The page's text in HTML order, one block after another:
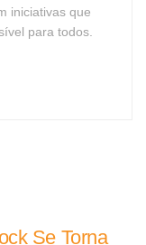
iniciativas que
para todos.
Se Torna